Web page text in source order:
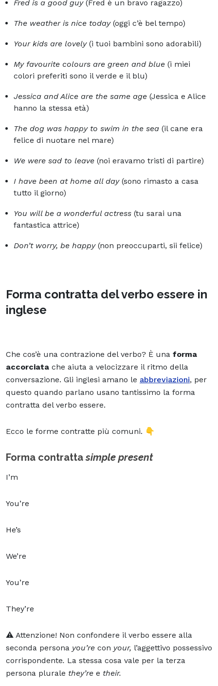
Fred is a good guy (Fred è un bravo ragazzo)
The weather is nice today (oggi c’è bel tempo)
Your kids are lovely (i tuoi bambini sono adorabili)
My favourite colours are green and blue (i miei
colori preferiti sono il verde e il blu)
Jessica and Alice are the same age (Jessica e Alice
hanno la stessa età)
The dog was happy to swim in the sea (il cane era
felice di nuotare nel mare)
We were sad to leave (noi eravamo tristi di partire)
I have been at home all day (sono rimasto a casa
tutto il giorno)
You will be a wonderful actress (tu sarai una
fantastica attrice)
Don’t worry, be happy (non preoccuparti, sii felice)
Forma contratta del verbo essere in
inglese
Che cos’è una contrazione del verbo? È una forma
accorciata che aiuta a velocizzare il ritmo della
conversazione. Gli inglesi amano le abbreviazioni, per
questo quando parlano usano tantissimo la forma
contratta del verbo essere.
Ecco le forme contratte più comuni. 👇
Forma contrattasimple present
I’m
You’re
He’s
We’re
You’re
They’re
⚠️ Attenzione! Non confondere il verbo essere alla
seconda persona you’re con your, l’aggettivo possessivo
corrispondente. La stessa cosa vale per la terza
persona plurale they’re e their.